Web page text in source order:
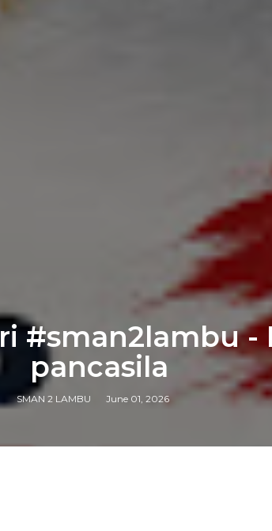
#sman2lambu -
pancasila
SMAN 2 LAMBU June 01, 2026